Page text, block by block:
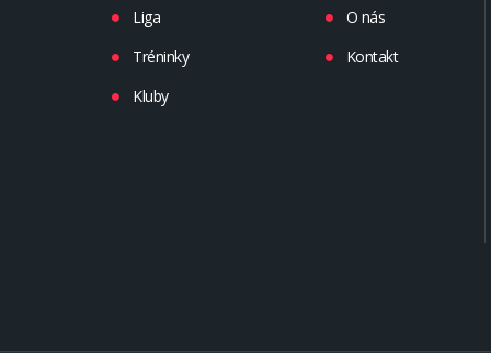
Liga
Tréninky
Kluby
O nás
Kontakt